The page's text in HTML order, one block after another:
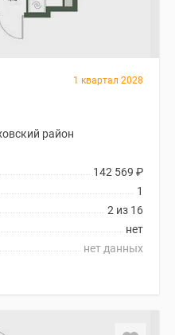
1 квартал 2028
район
142 569 ₽
1
2 из 16
нет
нет данных